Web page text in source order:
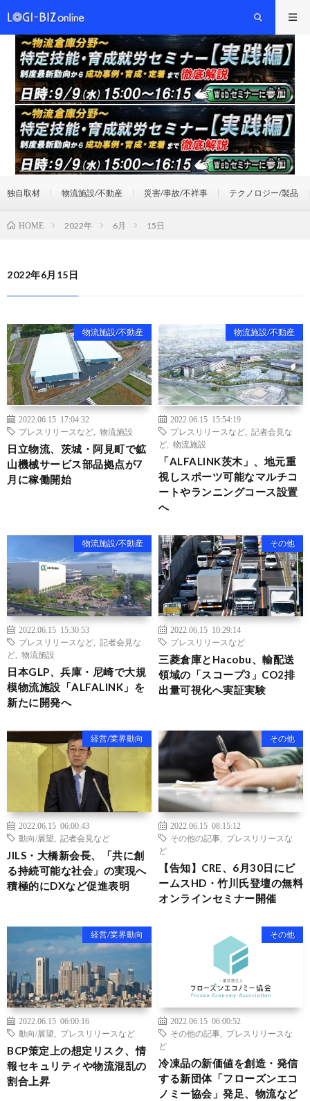
独自取材 物流施設/不動産 災害/事故/不祥事 テクノロジー/製品
HOME 2022年 6月 15日
2022年6月15日
物流施設/不動産
2022.06.15 17:04:32
プレスリリースなど
物流施設
日立物流、茨城・阿見町で鉱
山機械サービス部品拠点が7
月に稼働開始
物流施設/不動産
2022.06.15 15:54:19
プレスリリースなど
記者会見な
ど
物流施設
「ALFALINK茨木」、地元重
視しスポーツ可能なマルチコ
ートやランニングコース設置
へ
物流施設/不動産
2022.06.15 15:30:53
プレスリリースなど
記者会見な
ど
物流施設
日本GLP、兵庫・尼崎で大規
模物流施設「ALFALINK」を
新たに開発へ
その他
2022.06.15 10:29:14
プレスリリースなど
三菱倉庫とHacobu、輸配送
領域の「スコープ3」CO2排
出量可視化へ実証実験
経営/業界動向
2022.06.15 06:00:43
動向/展望
記者会見など
JILS・大橋新会長、「共に創
る持続可能な社会」の実現へ
積極的にDXなど促進表明
その他
2022.06.15 08:15:12
その他の記事
プレスリリースな
ど
【告知】CRE、6月30日にビ
ームスHD・竹川氏登壇の無料
オンラインセミナー開催
経営/業界動向
2022.06.15 06:00:16
動向/展望
プレスリリースなど
BCP策定上の想定リスク、情
報セキュリティや物流混乱の
割合上昇
その他
2022.06.15 06:00:52
その他の記事
プレスリリースな
ど
冷凍品の新価値を創造・発信
する新団体「フローズンエコ
ノミー協会」発足、物流など